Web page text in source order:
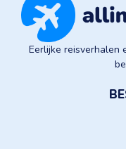
Eerlijke reisverhalen